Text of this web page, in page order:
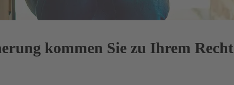
kommen Sie zu Ihrem Recht